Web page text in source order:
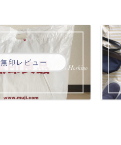
無印レビュー